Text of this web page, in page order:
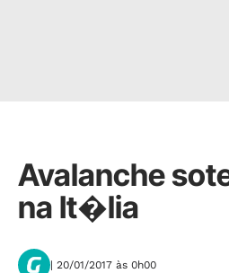
Avalanche
na It�lia
| 20/01/2017 às 0h00